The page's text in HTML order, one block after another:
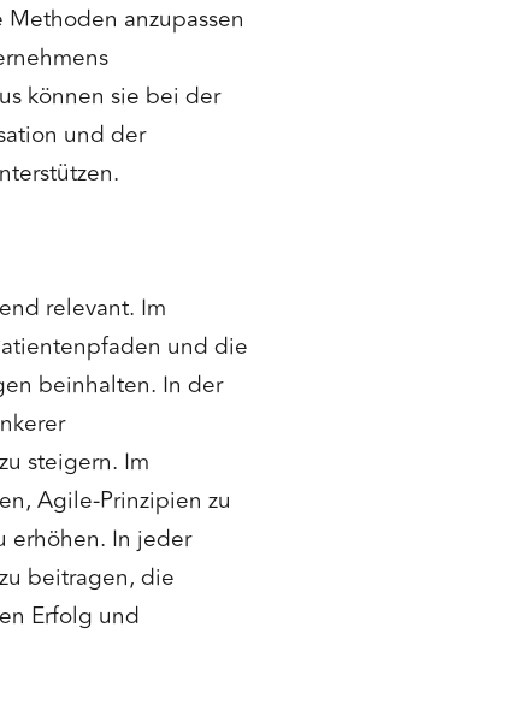
anzupassen
können sie bei der
und der
relevant. Im
und die
beinhalten. In der
steigern. Im
Agile-Prinzipien zu
erhöhen. In jeder
beitragen, die
Erfolg und